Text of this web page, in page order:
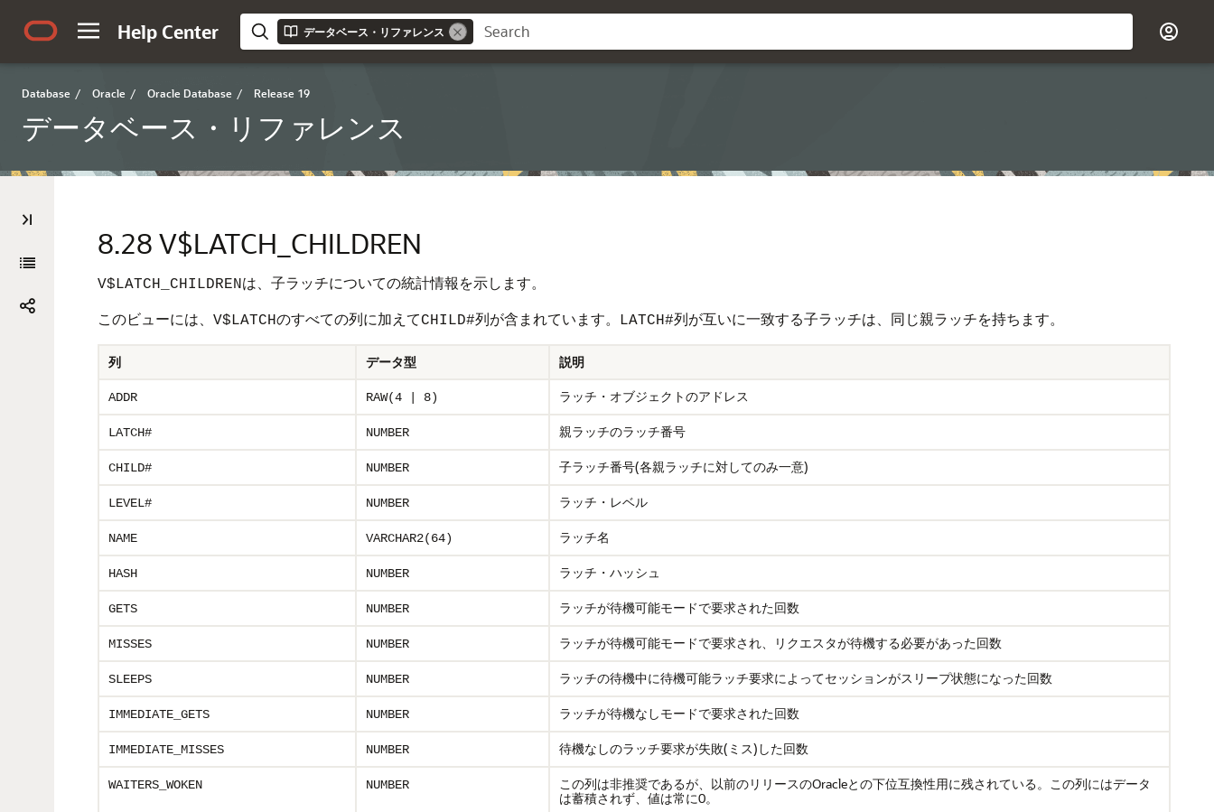
Help Center データベース・リファレンス
Database / Oracle / Oracle Database / Release 19
データベース・リファレンス
8.28 V$LATCH_CHILDREN
V$LATCH_CHILDRENは、子ラッチについての統計情報を示します。
このビューには、 V$LATCHのすべての列に加えてCHILD#列が含まれています。 LATCH#列が互いに一致する子ラッチは、同じ親ラッチを持ちます。
列 データ型 説明
ADDR RAW(4 | 8) ラッチ・オブジェクトのアドレス
LATCH# NUMBER 親ラッチのラッチ番号
CHILD# NUMBER 子ラッチ番号(各親ラッチに対してのみ一意)
LEVEL# NUMBER ラッチ・レベル
NAME VARCHAR2(64) ラッチ名
HASH NUMBER ラッチ・ハッシュ
GETS NUMBER ラッチが待機可能モードで要求された回数
MISSES NUMBER ラッチが待機可能モードで要求され、リクエスタが待機する必要があった回数
SLEEPS NUMBER ラッチの待機中に待機可能ラッチ要求によってセッションがスリープ状態になった回数
IMMEDIATE_GETS NUMBER ラッチが待機なしモードで要求された回数
IMMEDIATE_MISSES NUMBER 待機なしのラッチ要求が失敗(ミス)した回数
WAITERS_WOKEN NUMBER
この列は非推奨であるが、以前のリリースのOracleとの下位互換性用に残されている。この列にはデータ
は蓄積されず、値は常に0。